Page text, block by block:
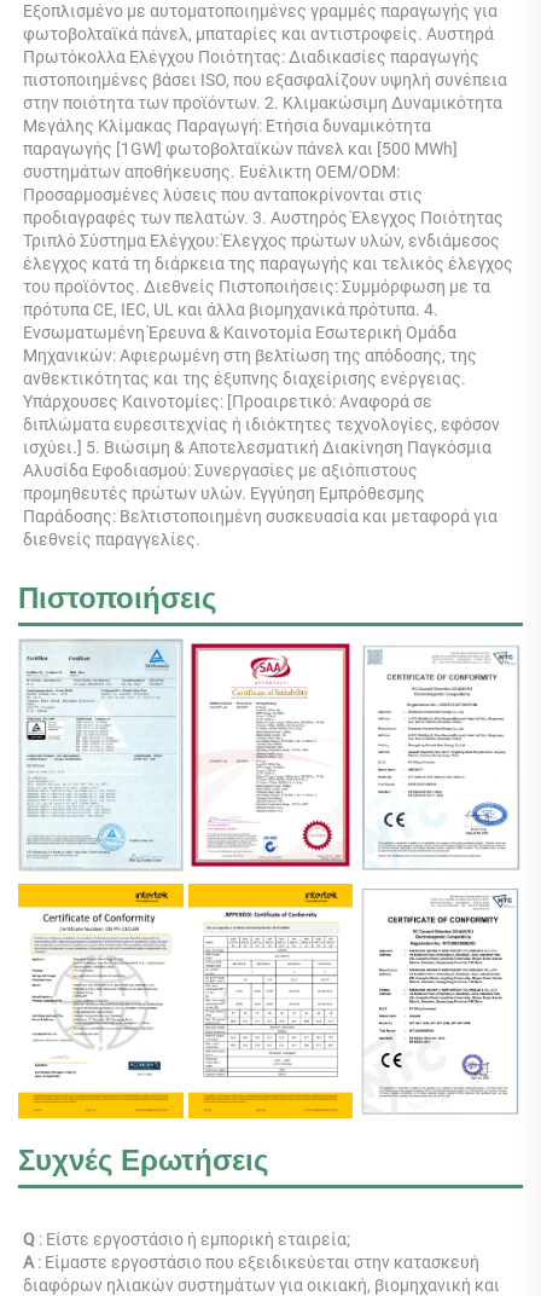
Εξοπλισμένο με αυτοματοποιημένες γραμμές παραγωγής για
φωτοβολταϊκά πάνελ, μπαταρίες και αντιστροφείς. Αυστηρά
Πρωτόκολλα Ελέγχου Ποιότητας: Διαδικασίες παραγωγής
πιστοποιημένες βάσει ISO, που εξασφαλίζουν υψηλή συνέπεια
στην ποιότητα των προϊόντων. 2. Κλιμακώσιμη Δυναμικότητα
Μεγάλης Κλίμακας Παραγωγή: Ετήσια δυναμικότητα
παραγωγής [1GW] φωτοβολταϊκών πάνελ και [500 MWh]
συστημάτων αποθήκευσης. Ευέλικτη OEM/ODM:
Προσαρμοσμένες λύσεις που ανταποκρίνονται στις
προδιαγραφές των πελατών. 3. Αυστηρός Έλεγχος Ποιότητας
Τριπλό Σύστημα Ελέγχου: Έλεγχος πρώτων υλών, ενδιάμεσος
έλεγχος κατά τη διάρκεια της παραγωγής και τελικός έλεγχος
του προϊόντος. Διεθνείς Πιστοποιήσεις: Συμμόρφωση με τα
πρότυπα CE, IEC, UL και άλλα βιομηχανικά πρότυπα. 4.
Ενσωματωμένη Έρευνα & Καινοτομία Εσωτερική Ομάδα
Μηχανικών: Αφιερωμένη στη βελτίωση της απόδοσης, της
ανθεκτικότητας και της έξυπνης διαχείρισης ενέργειας.
Υπάρχουσες Καινοτομίες: [Προαιρετικό: Αναφορά σε
διπλώματα ευρεσιτεχνίας ή ιδιόκτητες τεχνολογίες, εφόσον
ισχύει.] 5. Βιώσιμη & Αποτελεσματική Διακίνηση Παγκόσμια
Αλυσίδα Εφοδιασμού: Συνεργασίες με αξιόπιστους
προμηθευτές πρώτων υλών. Εγγύηση Εμπρόθεσμης
Παράδοσης: Βελτιστοποιημένη συσκευασία και μεταφορά για
διεθνείς παραγγελίες.
Πιστοποιήσεις
Συχνές Ερωτήσεις
Q : Είστε εργοστάσιο ή εμπορική εταιρεία;
Α : Είμαστε εργοστάσιο που εξειδικεύεται στην κατασκευή
διαφόρων ηλιακών συστημάτων για οικιακή, βιομηχανική και